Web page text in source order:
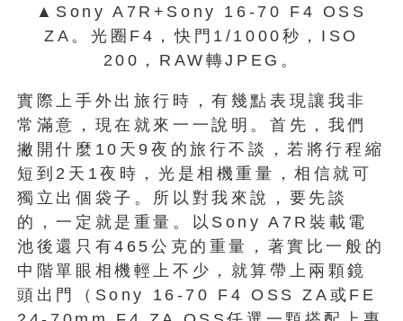
▲Sony A7R+Sony 16-70 F4 OSS
ZA。光圈F4，快門1/1000秒，ISO
200，RAW轉JPEG。
實際上手外出旅行時，有幾點表現讓我非
常滿意，現在就來一一說明。首先，我們
撇開什麼10天9夜的旅行不談，若將行程縮
短到2天1夜時，光是相機重量，相信就可
獨立出個袋子。所以對我來說，要先談
的，一定就是重量。以Sony A7R裝載電
池後還只有465公克的重量，著實比一般的
中階單眼相機輕上不少，就算帶上兩顆鏡
頭出門（Sony 16-70 F4 OSS ZA或FE